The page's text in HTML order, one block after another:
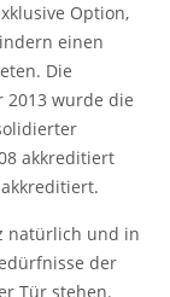
Option,
einen
Die
2013 wurde die
akkreditiert
natürlich und in
der
Tür stehen.